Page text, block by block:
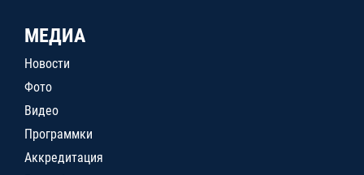
МЕДИА
Новости
Фото
Видео
Программки
Аккредитация